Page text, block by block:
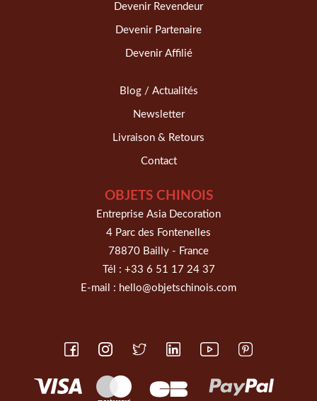
Devenir Revendeur
Devenir Partenaire
Devenir Affilié
Blog / Actualités
Newsletter
Livraison & Retours
Contact
OBJETS CHINOIS
Entreprise Asia Decoration
4 Parc des Fontenelles
78870 Bailly - France
Tél : +33 6 51 17 24 37
E-mail : hello@objetschinois.com